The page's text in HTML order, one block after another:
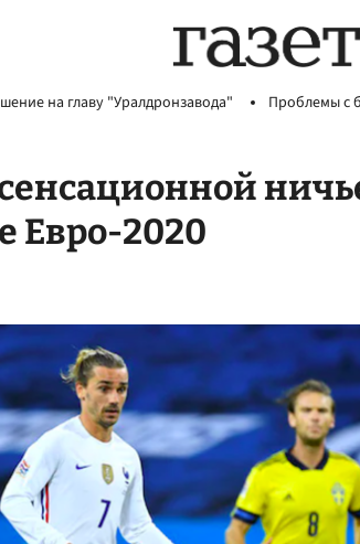
на главу "Уралдронзавода" Проблемы с
Евро-2020